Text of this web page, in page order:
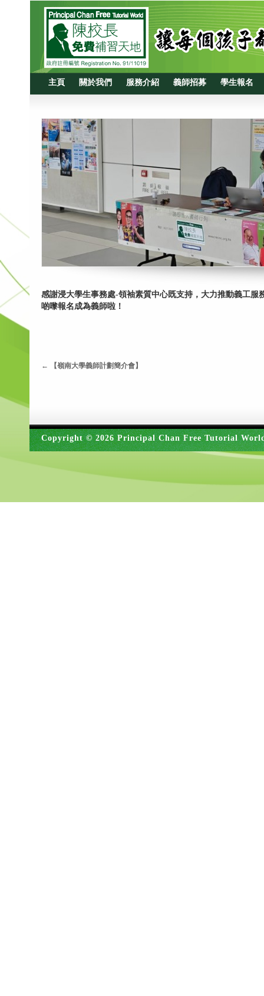
主頁 關於我們 服務介紹 義師招募 學生報名
感謝浸大學生事務處-領袖素質中心既支持，大力推動義工
啲嚟報名成為義師啦！
← 【嶺南大學義師計劃簡介會】
Copyright © 2026 Principal Chan Free Tutorial